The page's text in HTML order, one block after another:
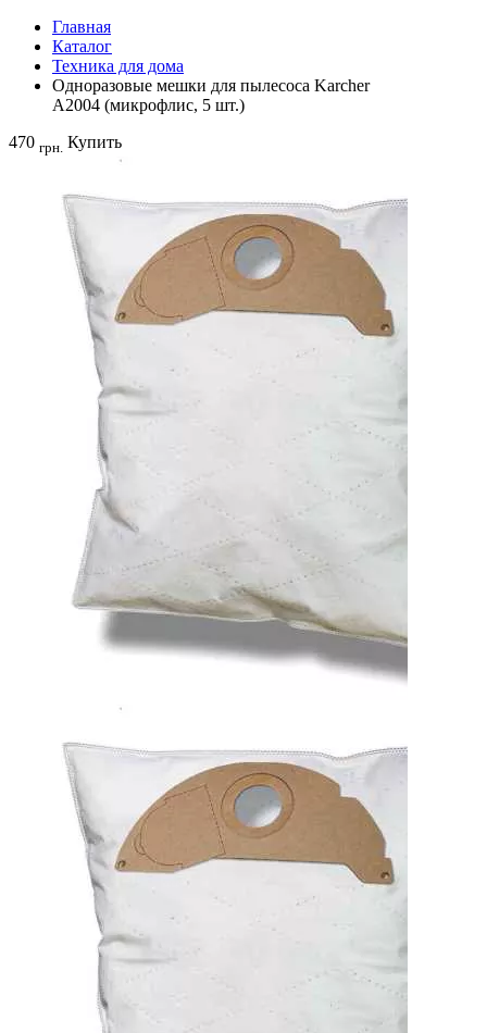
Главная
Каталог
Техника для дома
Одноразовые мешки для пылесоса Karcher
A2004 (микрофлис, 5 шт.)
470 грн. Купить